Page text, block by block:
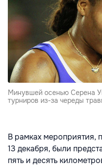
Минувшей осенью Серена
турниров из-за череды
В рамках мероприятия,
13 декабря, были
пять и десять